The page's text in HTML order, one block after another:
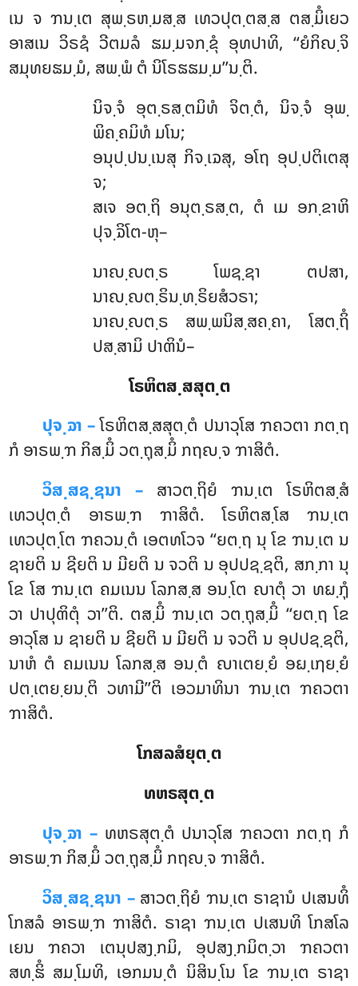
ເນ ຈ ຠນ຺ເຕ ສຸພ຺ຣຫ຺ມສ຺ສ ເທວປຸຕ຺ຕສ຺ສ ຕສ຺ມິໍເຍວ
ອາສເນ ວິຣຊໍ ວີຕມລໍ ຘມ຺ມຈກ຺ຂຸໍ ອຸທປາທິ, ‘‘ຍໍກິຎ຺ຈິ
ສມຸທຍຘມ຺ມໍ, ສພ຺ພໍ ຕໍ ນິໂຣຘຘມ຺ມ’’ນ຺ຕິ.
ນິຈ຺ຈໍ ອຸຕ຺ຣສ຺ຕມິທໍ ຈິຕ຺ຕໍ, ນິຈ຺ຈໍ ອຸພ຺
ພິຄ຺ຄມິທໍ ມໂນ;
ອນຸປ຺ປນ຺ເນສຸ ກິຈ຺ເຉສຸ, ອໂຖ ອຸປ຺ປຕິເຕສຸ
ຈ;
ສເຈ ອຕ຺ຖິ ອນຸຕ຺ຣສ຺ຕ, ຕໍ ເມ ອກ຺ຂາຫິ
ປຸຈ຺ຉິໂຕ-ຫຸ–
ນາຎ຺ຎຕ຺ຣໂພຊ຺ຊາ ຕປສາ,
ນາຎ຺ຎຕ຺ຣິນ຺ທ຺ຣິຍສໍວຣາ;
ນາຎ຺ຎຕ຺ຣ ສພ຺ພນິສ຺ສຄ຺ຄາ, ໂສຕ຺ຖິໍ
ປສ຺ສາມິ ປາຓິນໍ–
ໂຣຫິຕສ຺ສສຸຕ຺ຕ
ປຸຈ຺ຉາ –ໂຣຫິຕສ຺ສສຸຕ຺ຕໍ ປນາວຸໂສ ຠຄວຕາ ກຕ຺ຖ
ກໍ ອາຣພ຺ຠ ກິສ຺ມິໍ ວຕ຺ຖຸສ຺ມິໍ ກຖຎ຺ຈ ຠາສິຕໍ.
ວິສ຺ສຊ຺ຊນາ –ສາວຕ຺ຖິຍໍ ຠນ຺ເຕ ໂຣຫິຕສ຺ສໍ
ເທວປຸຕ຺ຕໍ ອາຣພ຺ຠ ຠາສິຕໍ. ໂຣຫິຕສ຺ໂສ ຠນ຺ເຕ
ເທວປຸຕ຺ໂຕ ຠຄວນ຺ຕໍ ເອຕທໂວຈ ‘‘ຍຕ຺ຖ ນຸ ໂຂ ຠນ຺ເຕ ນ
ຊາຍຕິ ນ ຊີຍຕິ ນ ມີຍຕິ ນ ຈວຕິ ນ ອຸປປຊ຺ຊຕິ, ສກ຺ກາ ນຸ
ໂຂ ໂສ ຠນ຺ເຕ ຄມເນນ ໂລກສ຺ສ ອນ຺ໂຕ ຎາຕຸໍ ວາ ທຏ຺ຐຸໍ
ວາ ປາປຸຓິຕຸໍ ວາ’’ຕິ. ຕສ຺ມິໍ ຠນ຺ເຕ ວຕ຺ຖຸສ຺ມິໍ ‘‘ຍຕ຺ຖ ໂຂ
ອາວຸໂສ ນ ຊາຍຕິ ນ ຊີຍຕິ ນ ມີຍຕິ ນ ຈວຕິ ນ ອຸປປຊ຺ຊຕິ,
ນາຫໍ ຕໍ ຄມເນນ ໂລກສ຺ສ ອນ຺ຕໍ ຎາເຕຍ຺ຍໍ ອຏ຺ເຐຍ຺ຍໍ
ປຕ຺ເຕຍ຺ຍນ຺ຕິ ວທາມີ’’ຕິ ເອວມາທິນາ ຠນ຺ເຕ ຠຄວຕາ
ຠາສິຕໍ.
ໂກສລສໍຍຸຕ຺ຕ
ທຫຣສຸຕ຺ຕ
ປຸຈ຺ຉາ –ທຫຣສຸຕ຺ຕໍ ປນາວຸໂສ ຠຄວຕາ ກຕ຺ຖ ກໍ
ອາຣພ຺ຠ ກິສ຺ມິໍ ວຕ຺ຖຸສ຺ມິໍ ກຖຎ຺ຈ ຠາສິຕໍ.
ວິສ຺ສຊ຺ຊນາ –ສາວຕ຺ຖິຍໍ ຠນ຺ເຕ ຣາຊານໍ ປເສນທິໍ
ໂກສລໍ ອາຣພ຺ຠ ຠາສິຕໍ. ຣາຊາ ຠນ຺ເຕ ປເສນທິ ໂກສໂລ
ເຍນ ຠຄວາ ເຕນຸປສງ຺ກມິ, ອຸປສງ຺ກມິຕ຺ວາ ຠຄວຕາ
ສທ຺ຘິໍ ສມ຺ໂມທິ, ເອກມນ຺ຕໍ ນິສິນ຺ໂນ ໂຂ ຠນ຺ເຕ ຣາຊາ